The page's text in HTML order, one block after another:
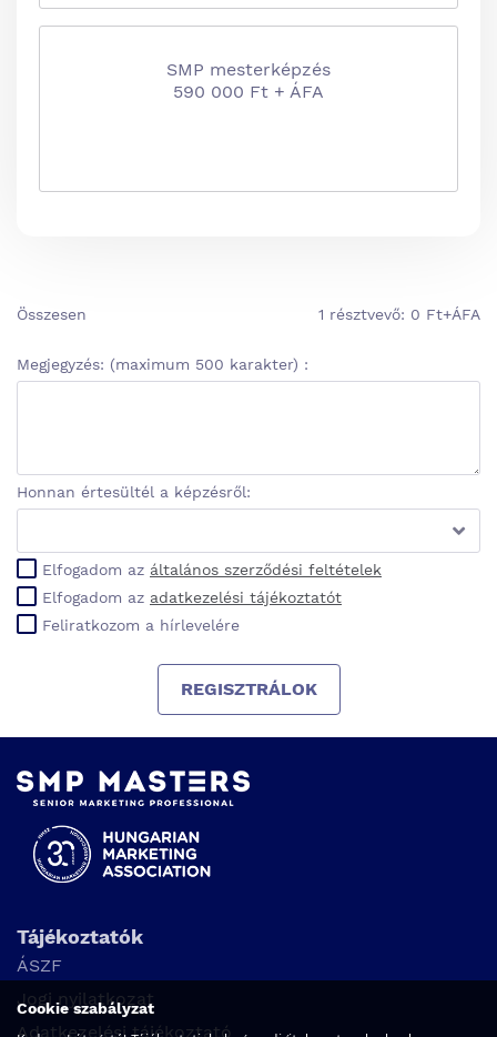
Cookie szabályzat
SMP mesterképzés
590 000 Ft + ÁFA
Összesen 1 résztvevő: 0 Ft+ÁFA
Megjegyzés: (maximum 500 karakter) :
Honnan értesültél a képzésről:
Elfogadom az általános szerződési feltételek
Elfogadom az adatkezelési tájékoztatót
Feliratkozom a hírlevelére
REGISZTRÁLOK
Tájékoztatók
ÁSZF
Jogi nyilatkozat
Adatkezelési tájékoztató